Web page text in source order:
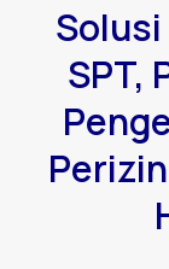
SPT,